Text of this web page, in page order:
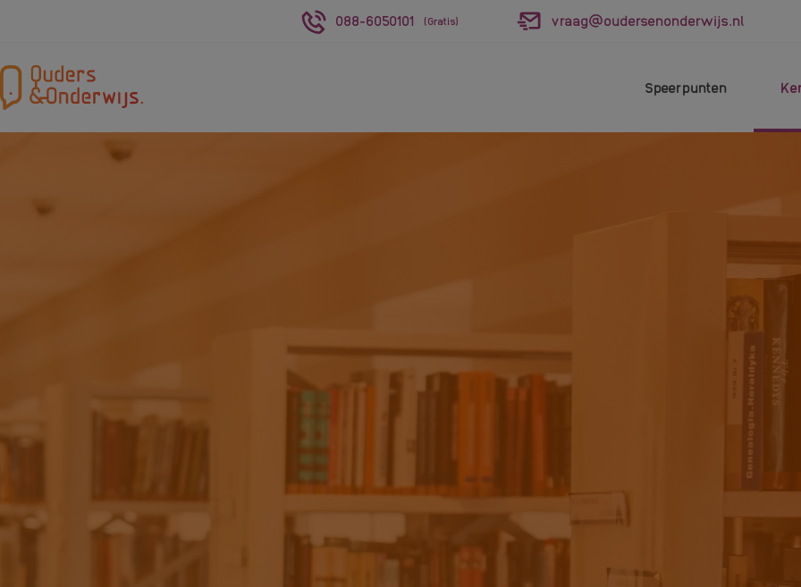
088-6050101 (Gratis) vraag@oudersenonderwijs.nl
Speerpunten